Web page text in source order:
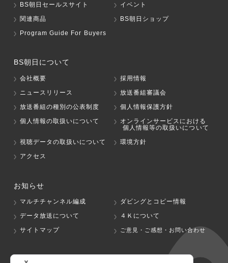
BS朝日セールスサイト
イベント
関連商品
BS朝日ショップ
Program Guide For Buyers
BS朝日について
会社概要
採用情報
ニュースリリース
放送番組審議会
放送番組の種別の公表制度
個人情報保護方針
個人情報の取扱いについて
オンラインサービスにおける
個人情報等の取扱いについて
視聴データの取扱いについて
環境方針
アクセス
お知らせ
マルチチャンネル編成
ダビングとコピー情報
データ放送について
４Ｋについて
サイトマップ
ご意見・ご感想・お問い合わせ
グループ会社